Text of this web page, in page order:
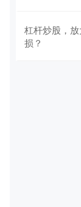
杠杆炒股，
损？